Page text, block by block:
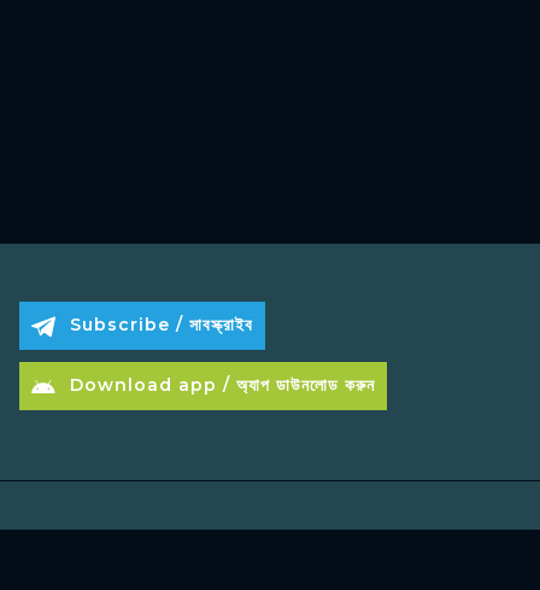
Subscribe / সাবস্ক্রাইব
Download app / অ্যাপ ডাউনলোড করুন